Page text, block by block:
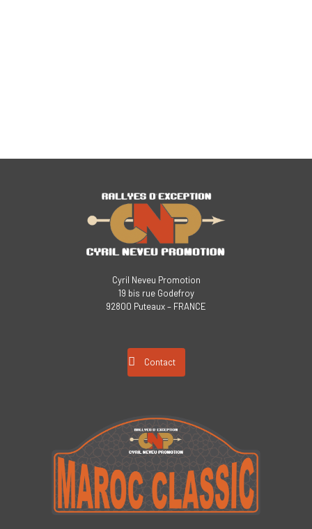
Cyril Neveu Promotion
19 bis rue Godefroy
92800 Puteaux – FRANCE
Contact